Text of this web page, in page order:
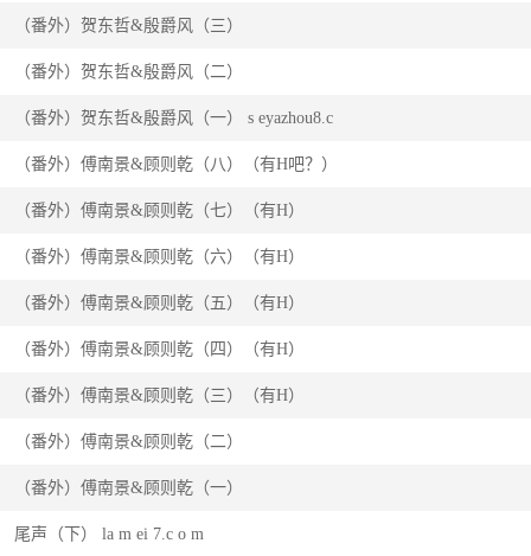
尾声（下） la m ei 7.c o m
（番外）傅南景&顾则乾（一）
（番外）傅南景&顾则乾（二）
（番外）傅南景&顾则乾（三）（有H）
（番外）傅南景&顾则乾（四）（有H）
（番外）傅南景&顾则乾（五）（有H）
（番外）傅南景&顾则乾（六）（有H）
（番外）傅南景&顾则乾（七）（有H）
（番外）傅南景&顾则乾（八）（有H吧？）
（番外）贺东哲&殷爵风（一） s eyazhou8.c
（番外）贺东哲&殷爵风（二）
（番外）贺东哲&殷爵风（三）